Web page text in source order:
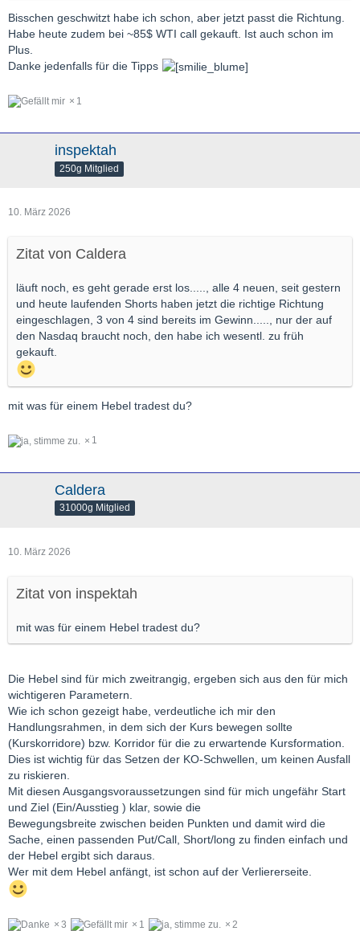
Bisschen geschwitzt habe ich schon, aber jetzt passt die Richtung.
Habe heute zudem bei ~85$ WTI call gekauft. Ist auch schon im
Plus.
Danke jedenfalls für die Tipps
1
inspektah
250g Mitglied
10. März 2026
Zitat von Caldera
läuft noch, es geht gerade erst los....., alle 4 neuen, seit gestern
und heute laufenden Shorts haben jetzt die richtige Richtung
eingeschlagen, 3 von 4 sind bereits im Gewinn....., nur der auf
den Nasdaq braucht noch, den habe ich wesentl. zu früh
gekauft.
mit was für einem Hebel tradest du?
1
Caldera
31000g Mitglied
10. März 2026
Zitat von inspektah
mit was für einem Hebel tradest du?
Die Hebel sind für mich zweitrangig, ergeben sich aus den für mich
wichtigeren Parametern.
Wie ich schon gezeigt habe, verdeutliche ich mir den
Handlungsrahmen, in dem sich der Kurs bewegen sollte
(Kurskorridore) bzw. Korridor für die zu erwartende Kursformation.
Dies ist wichtig für das Setzen der KO-Schwellen, um keinen Ausfall
zu riskieren.
Mit diesen Ausgangsvoraussetzungen sind für mich ungefähr Start
und Ziel (Ein/Ausstieg ) klar, sowie die
Bewegungsbreite zwischen beiden Punkten und damit wird die
Sache, einen passenden Put/Call, Short/long zu finden einfach und
der Hebel ergibt sich daraus.
Wer mit dem Hebel anfängt, ist schon auf der Verliererseite.
3 1 2